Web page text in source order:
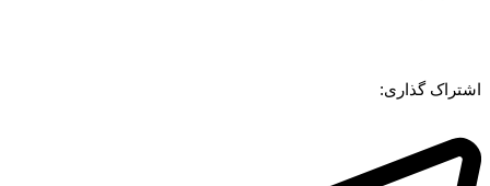
اشتراک گذاری: